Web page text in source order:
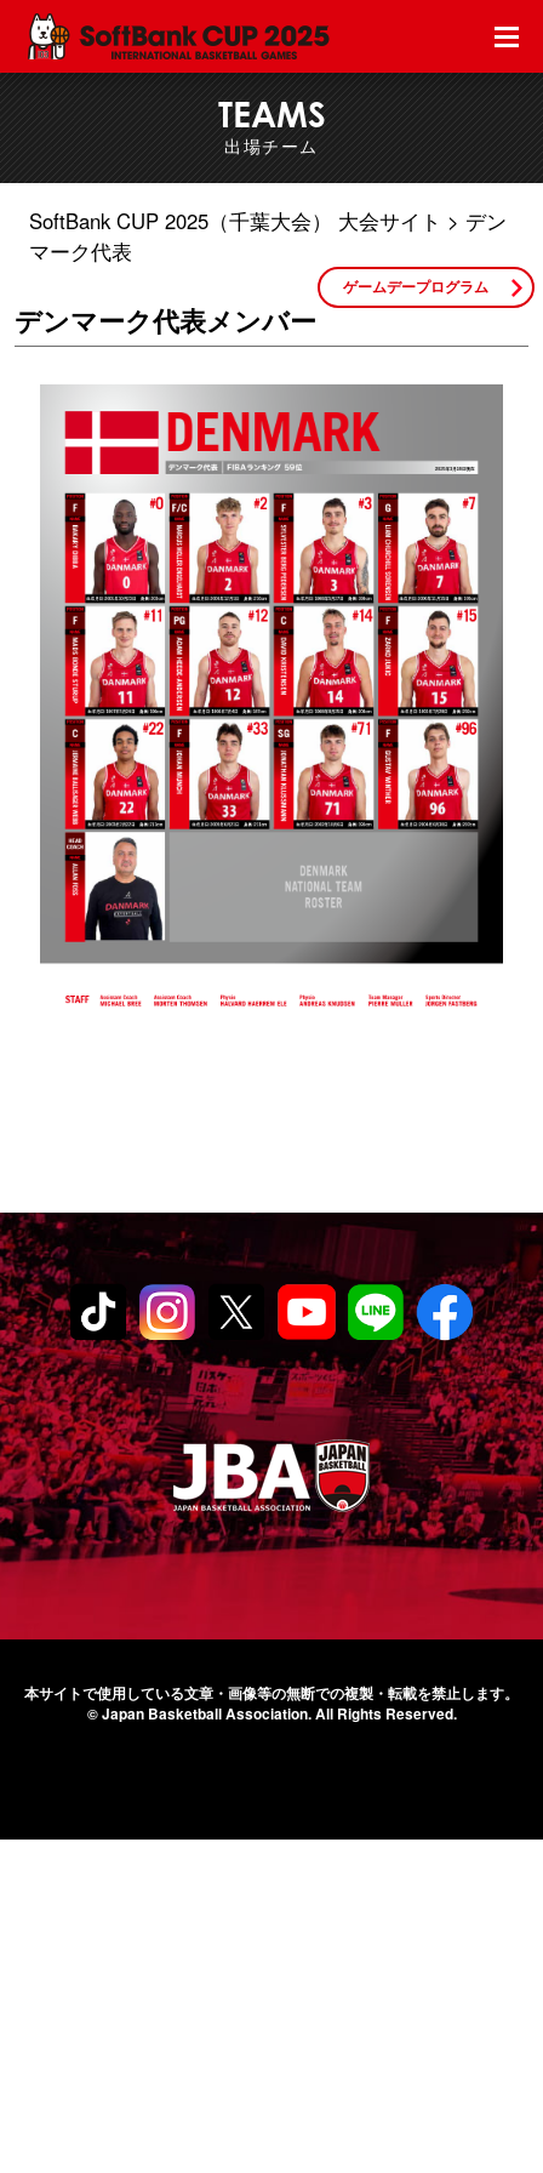
TEAMS
出場チーム
SoftBank CUP 2025（千葉大会） 大会サイト
デン
マーク代表
デンマーク代表メンバー
ゲームデープログラム
本サイトで使用している文章・画像等の無断での複製・転載を禁止します。
© Japan Basketball Association.All Rights Reserved.